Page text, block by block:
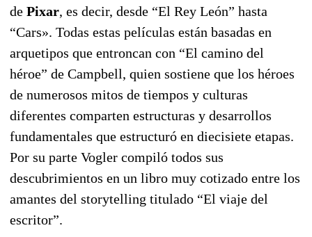
de Pixar, es decir, desde “El Rey León” hasta
“Cars». Todas estas películas están basadas en
arquetipos que entroncan con “El camino del
héroe” de Campbell, quien sostiene que los héroes
de numerosos mitos de tiempos y culturas
diferentes comparten estructuras y desarrollos
fundamentales que estructuró en diecisiete etapas.
Por su parte Vogler compiló todos sus
descubrimientos en un libro muy cotizado entre los
amantes del storytelling titulado “El viaje del
escritor”.